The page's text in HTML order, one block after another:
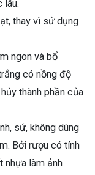
lâu.
thay vì sử dụng
ngon và bổ
có nồng độ
thành phần của
sứ, không dùng
Bởi rượu có tính
nhựa làm ảnh